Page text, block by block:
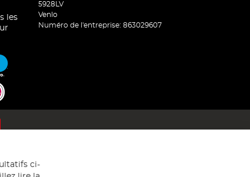
les
5928LV
Venlo
Numéro de l'entreprise: 863029607
ci-